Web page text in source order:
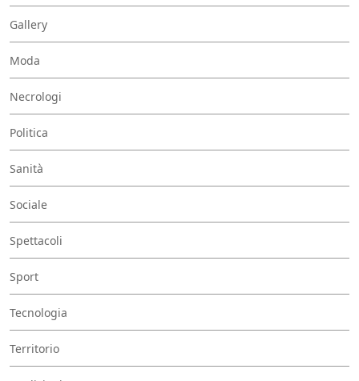
Gallery
Moda
Necrologi
Politica
Sanità
Sociale
Spettacoli
Sport
Tecnologia
Territorio